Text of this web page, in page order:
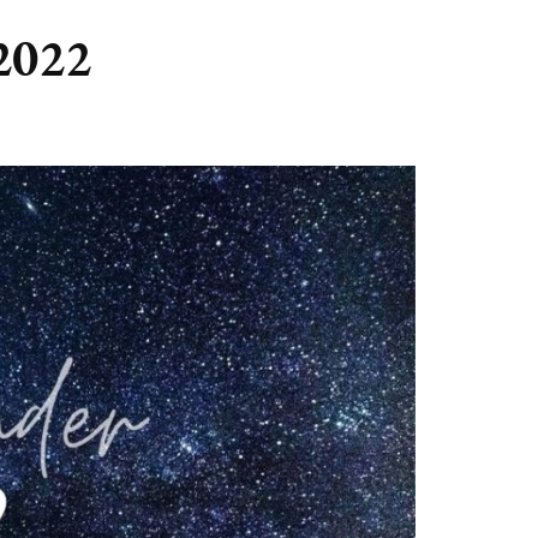
(BULLET) JOURNALLING
DUURZAAMHEID
WILDPLUKKEN
INTERVIEWS
NIEUWS
SAMENWERKEN
CONTACT